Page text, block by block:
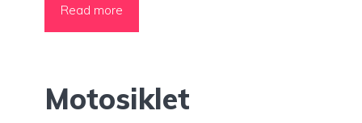
Read more
Motosiklet